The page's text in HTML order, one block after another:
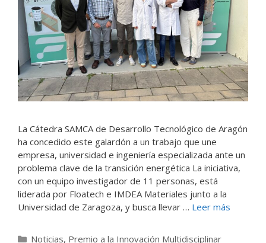
La Cátedra SAMCA de Desarrollo Tecnológico de Aragón
ha concedido este galardón a un trabajo que une
empresa, universidad e ingeniería especializada ante un
problema clave de la transición energética La iniciativa,
con un equipo investigador de 11 personas, está
liderada por Floatech e IMDEA Materiales junto a la
Universidad de Zaragoza, y busca llevar … Leer más
Categorías
Noticias, Premio a la Innovación Multidisciplinar